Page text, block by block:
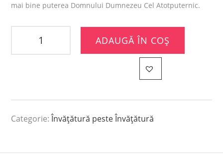
mai bine puterea Domnului Dumnezeu Cel Atotputernic.
ADAUGĂ ÎN COȘ
Categorie:Învățătură peste Învățătură